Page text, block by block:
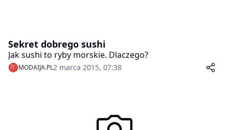
Sekret dobrego sushi
Jak sushi to ryby morskie. Dlaczego?
MODAIJA.PL2 marca 2015, 07:38